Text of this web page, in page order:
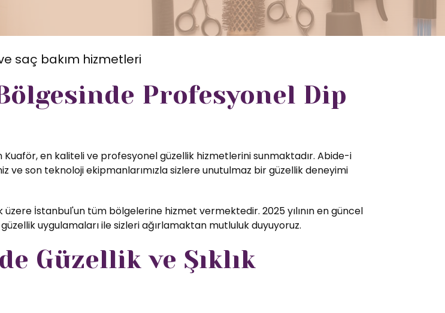
saç bakım hizmetleri
Profesyonel Dip
en kaliteli ve profesyonel güzellik hizmetlerini sunmaktadır. Abide-i
ve son teknoloji ekipmanlarımızla sizlere unutulmaz bir güzellik deneyimi
İstanbul'un tüm bölgelerine hizmet vermektedir. 2025 yılının en güncel
uygulamaları ile sizleri ağırlamaktan mutluluk duyuyoruz.
Güzellik ve Şıklık